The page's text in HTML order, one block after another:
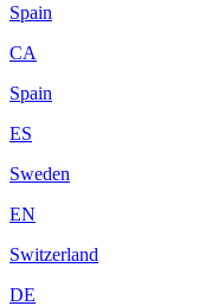
Spain
CA
Spain
ES
Sweden
EN
Switzerland
DE